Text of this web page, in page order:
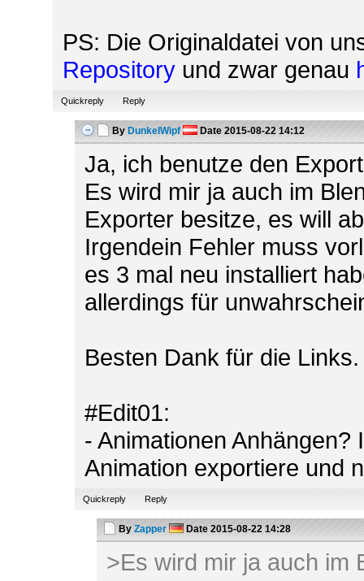
PS: Die Originaldatei von
Repository und zwar genau
Quickreply Reply
By DunkelWipf Date 2015-08-22 14:12
Ja, ich benutze den
Es wird mir ja auch im
Exporter besitze, es will
Irgendein Fehler muss
es 3 mal neu installiert
allerdings für
Besten Dank für die Links.
#Edit01:
- Animationen
Animation exportiere und
Quickreply Reply
By Zapper Date 2015-08-22 14:28
>Es wird mir ja auch im